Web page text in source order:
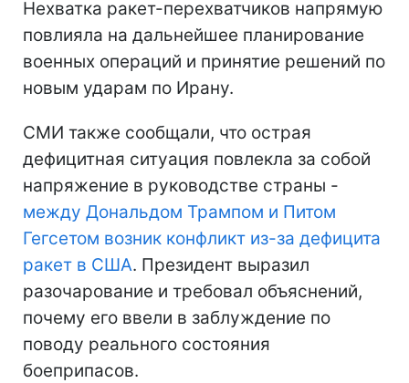
Нехватка ракет-перехватчиков напрямую
повлияла на дальнейшее планирование
военных операций и принятие решений по
новым ударам по Ирану.
СМИ также сообщали, что острая
дефицитная ситуация повлекла за собой
напряжение в руководстве страны -
между Дональдом Трампом и Питом
Гегсетом возник конфликт из-за дефицита
ракет в США. Президент выразил
разочарование и требовал объяснений,
почему его ввели в заблуждение по
поводу реального состояния
боеприпасов.